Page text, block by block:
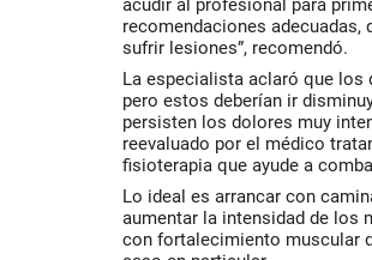
acudir al profesional para
recomendaciones
sufrir lesiones”, recomendó.
La especialista aclaró que los
pero estos deberían ir
persisten los dolores muy
reevaluado por el médico
fisioterapia que ayude a
Lo ideal es arrancar con
aumentar la intensidad de los
con fortalecimiento muscular